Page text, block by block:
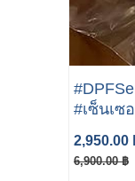
#เซ็นเซ
W207
W221
2,950.00
6,900.00 ฿